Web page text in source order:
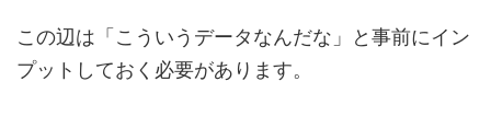
この辺は「こういうデータなんだな」と事前にイン
プットしておく必要があります。